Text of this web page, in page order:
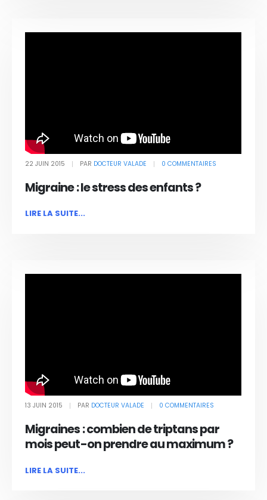
22 JUIN 2015 PAR DOCTEUR VALADE 0 COMMENTAIRES
Migraine : le stress des enfants ?
LIRE LA SUITE...
13 JUIN 2015 PAR DOCTEUR VALADE 0 COMMENTAIRES
Migraines : combien de triptans par
mois peut-on prendre au maximum ?
LIRE LA SUITE...